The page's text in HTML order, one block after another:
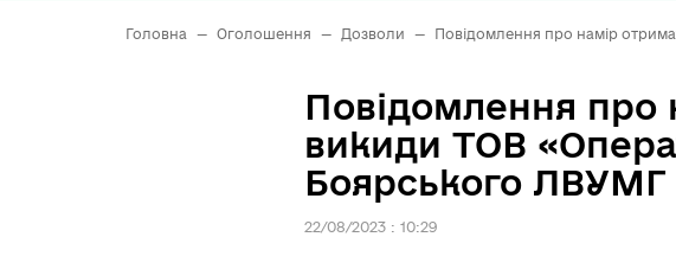
Головна — Оголошення — Дозволи — Повідомлення про намір
Повідомлення про
викиди ТОВ
Боярського ЛВУМГ
22/08/2023 : 10:29